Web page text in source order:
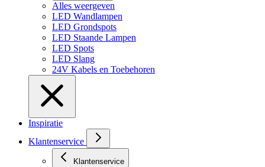
Alles weergeven
LED Wandlampen
LED Grondspots
LED Staande Lampen
LED Spots
LED Slang
24V Kabels en Toebehoren
Inspiratie
Klantenservice
Klantenservice